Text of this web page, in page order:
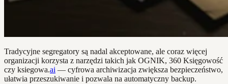
Tradycyjne segregatory są nadal akceptowane, ale coraz więcej
organizacji korzysta z narzędzi takich jak OGNIK, 360 Księgowość
czy ksiegowa.ai — cyfrowa archiwizacja zwiększa bezpieczeństwo,
ułatwia przeszukiwanie i pozwala na automatyczny backup.